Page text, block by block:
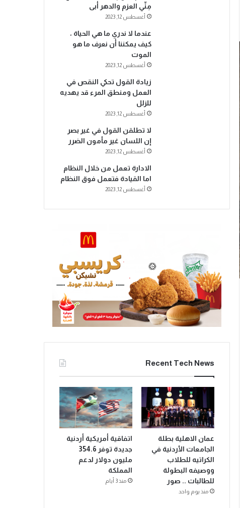
مِنِّي العزم والدهر أبى
أغسطس 12, 2023
عندما لا ندري ما هي الحياة ،
كيف يمكننا أن نعرف ما هو
الموت
أغسطس 12, 2023
زيادة القول تحكي النقص في
العمل ومنطق المرء قد يهديه
للزلل
أغسطس 12, 2023
لا تطلقن القول في غير بصر
إن اللسان غير مأمون الضرر
أغسطس 12, 2023
الادارة تعمل من خلال النظام
اما القيادة فتعمل فوق النظام
أغسطس 12, 2023
Recent Tech News
عمان الاهلية بطلة
الجامعات الأردنية في
الكراتيه للطلاب
ووصيفه البطولة
للطالبات .. صور
منذ يوم واحد
اتفاقية أمريكية أردنية
جديدة توفر 354.6
مليون دولار لدعم
المملكة
منذ 3 أيام